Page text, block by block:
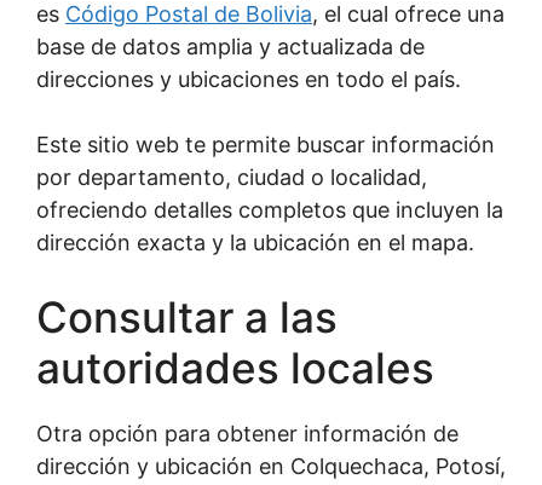
es Código Postal de Bolivia, el cual ofrece una
base de datos amplia y actualizada de
direcciones y ubicaciones en todo el país.
Este sitio web te permite buscar información
por departamento, ciudad o localidad,
ofreciendo detalles completos que incluyen la
dirección exacta y la ubicación en el mapa.
Consultar a las
autoridades locales
Otra opción para obtener información de
dirección y ubicación en Colquechaca, Potosí,